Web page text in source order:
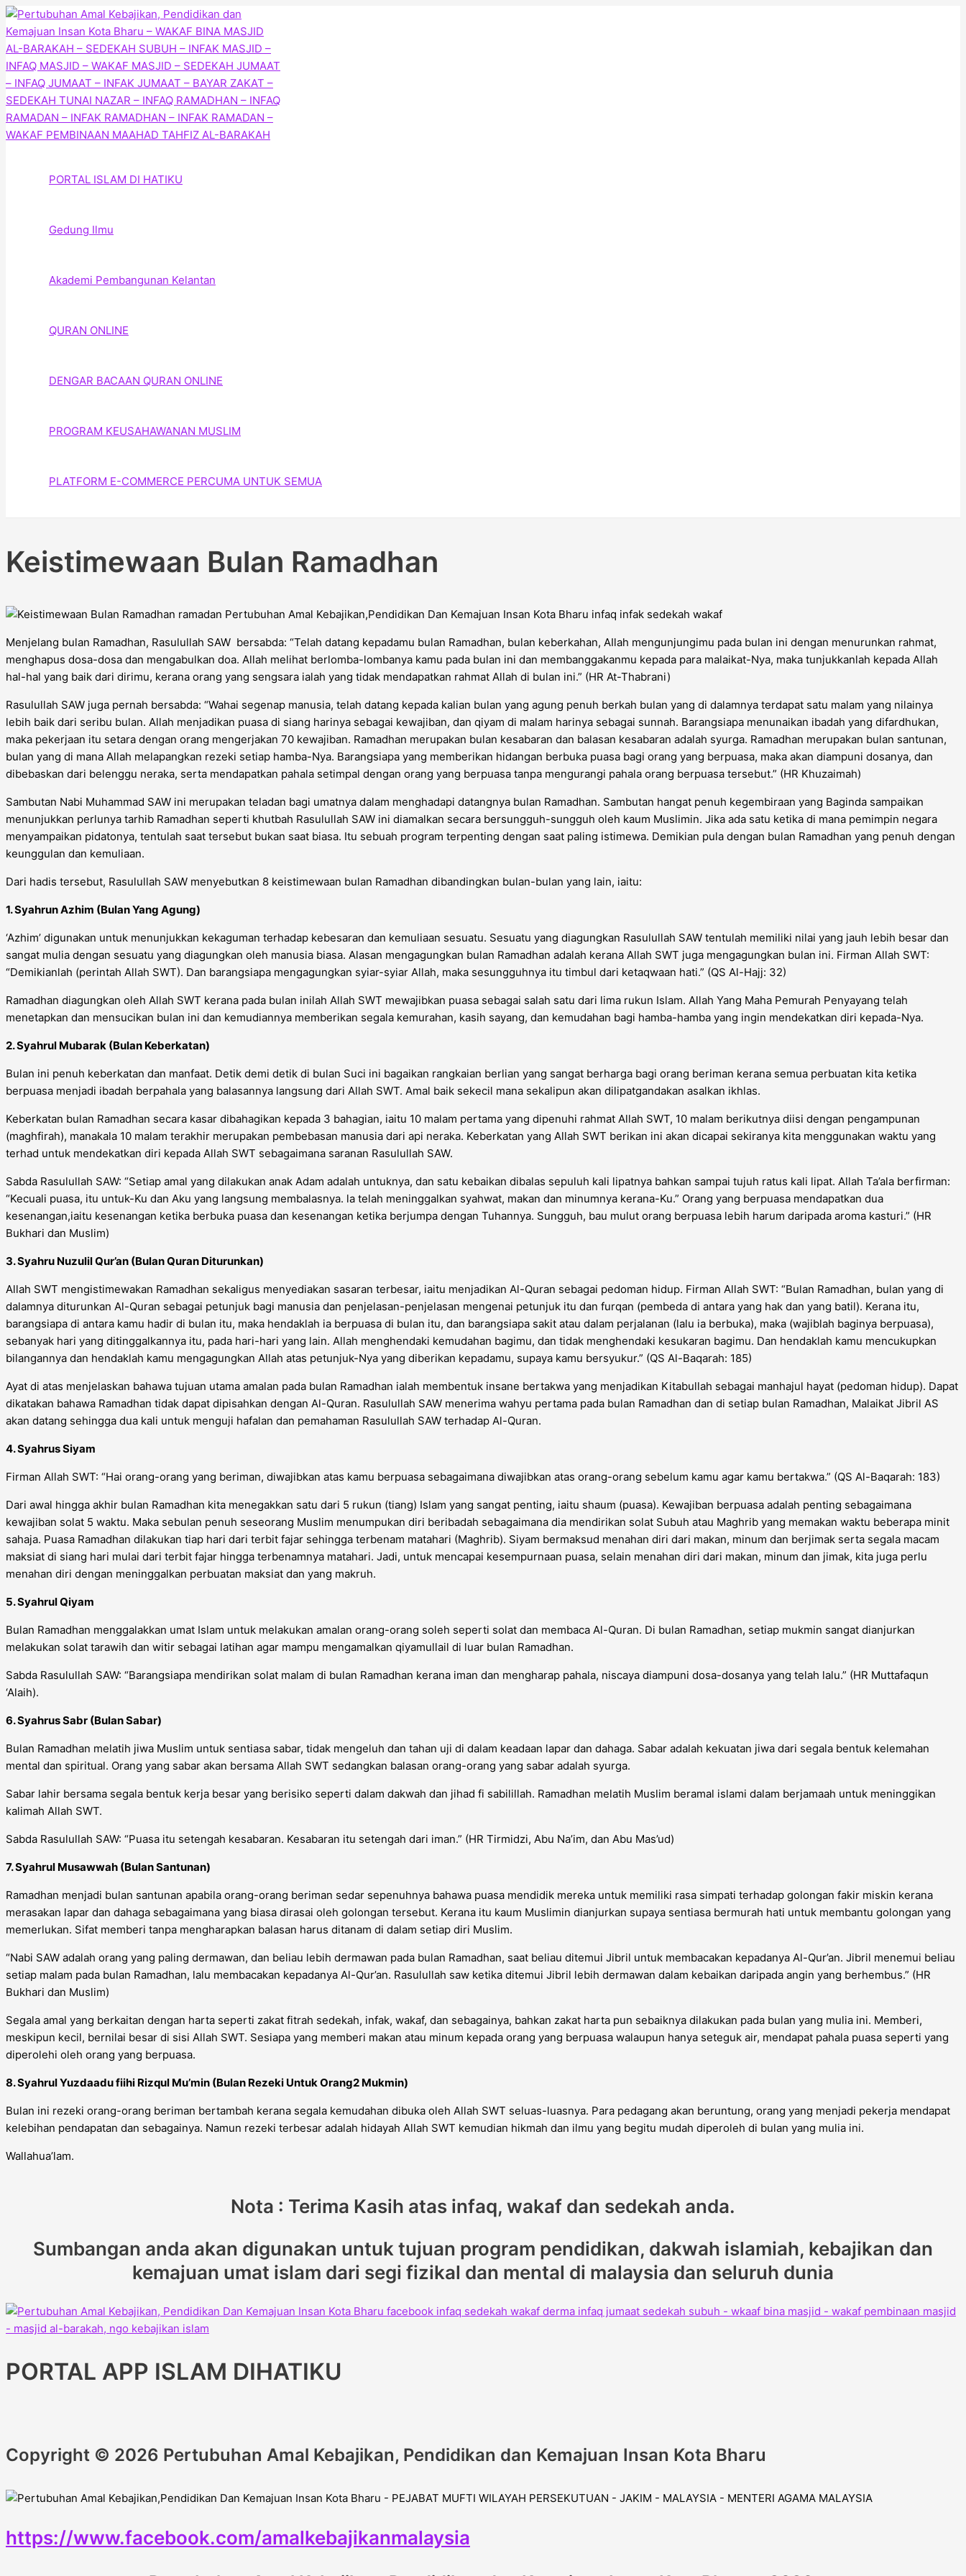
Skip
to
content
PORTAL ISLAM DI HATIKU
Gedung Ilmu
Akademi Pembangunan Kelantan
QURAN ONLINE
DENGAR BACAAN QURAN ONLINE
PROGRAM KEUSAHAWANAN MUSLIM
PLATFORM E-COMMERCE PERCUMA UNTUK SEMUA
Keistimewaan Bulan Ramadhan
Menjelang bulan Ramadhan, Rasulullah SAW bersabda: “Telah datang kepadamu bulan Ramadhan, bulan keberkahan, AIlah mengunjungimu pada bulan ini dengan menurunkan rahmat,
menghapus dosa-dosa dan mengabulkan doa. Allah melihat berlomba-lombanya kamu pada bulan ini dan membanggakanmu kepada para malaikat-Nya, maka tunjukkanlah kepada Allah
hal-hal yang baik dari dirimu, kerana orang yang sengsara ialah yang tidak mendapatkan rahmat Allah di bulan ini.” (HR At-Thabrani)
Rasulullah SAW juga pernah bersabda: “Wahai segenap manusia, telah datang kepada kalian bulan yang agung penuh berkah bulan yang di dalamnya terdapat satu malam yang nilainya
lebih baik dari seribu bulan. Allah menjadikan puasa di siang harinya sebagai kewajiban, dan qiyam di malam harinya sebagai sunnah. Barangsiapa menunaikan ibadah yang difardhukan,
maka pekerjaan itu setara dengan orang mengerjakan 70 kewajiban. Ramadhan merupakan bulan kesabaran dan balasan kesabaran adalah syurga. Ramadhan merupakan bulan santunan,
bulan yang di mana Allah melapangkan rezeki setiap hamba-Nya. Barangsiapa yang memberikan hidangan berbuka puasa bagi orang yang berpuasa, maka akan diampuni dosanya, dan
dibebaskan dari belenggu neraka, serta mendapatkan pahala setimpal dengan orang yang berpuasa tanpa mengurangi pahala orang berpuasa tersebut.” (HR Khuzaimah)
Sambutan Nabi Muhammad SAW ini merupakan teladan bagi umatnya dalam menghadapi datangnya bulan Ramadhan. Sambutan hangat penuh kegembiraan yang Baginda sampaikan
menunjukkan perlunya tarhib Ramadhan seperti khutbah Rasulullah SAW ini diamalkan secara bersungguh-sungguh oleh kaum Muslimin. Jika ada satu ketika di mana pemimpin negara
menyampaikan pidatonya, tentulah saat tersebut bukan saat biasa. Itu sebuah program terpenting dengan saat paling istimewa. Demikian pula dengan bulan Ramadhan yang penuh dengan
keunggulan dan kemuliaan.
Dari hadis tersebut, Rasulullah SAW menyebutkan 8 keistimewaan bulan Ramadhan dibandingkan bulan-bulan yang lain, iaitu:
1. Syahrun Azhim (Bulan Yang Agung)
‘Azhim’ digunakan untuk menunjukkan kekaguman terhadap kebesaran dan kemuliaan sesuatu. Sesuatu yang diagungkan Rasulullah SAW tentulah memiliki nilai yang jauh lebih besar dan
sangat mulia dengan sesuatu yang diagungkan oleh manusia biasa. Alasan mengagungkan bulan Ramadhan adalah kerana Allah SWT juga mengagungkan bulan ini. Firman Allah SWT:
“Demikianlah (perintah Allah SWT). Dan barangsiapa mengagungkan syiar-syiar Allah, maka sesungguhnya itu timbul dari ketaqwaan hati.” (QS Al-Hajj: 32)
Ramadhan diagungkan oleh Allah SWT kerana pada bulan inilah Allah SWT mewajibkan puasa sebagai salah satu dari lima rukun Islam. Allah Yang Maha Pemurah Penyayang telah
menetapkan dan mensucikan bulan ini dan kemudiannya memberikan segala kemurahan, kasih sayang, dan kemudahan bagi hamba-hamba yang ingin mendekatkan diri kepada-Nya.
2. Syahrul Mubarak (Bulan Keberkatan)
Bulan ini penuh keberkatan dan manfaat. Detik demi detik di bulan Suci ini bagaikan rangkaian berlian yang sangat berharga bagi orang beriman kerana semua perbuatan kita ketika
berpuasa menjadi ibadah berpahala yang balasannya langsung dari Allah SWT. Amal baik sekecil mana sekalipun akan dilipatgandakan asalkan ikhlas.
Keberkatan bulan Ramadhan secara kasar dibahagikan kepada 3 bahagian, iaitu 10 malam pertama yang dipenuhi rahmat Allah SWT, 10 malam berikutnya diisi dengan pengampunan
(maghfirah), manakala 10 malam terakhir merupakan pembebasan manusia dari api neraka. Keberkatan yang Allah SWT berikan ini akan dicapai sekiranya kita menggunakan waktu yang
terhad untuk mendekatkan diri kepada Allah SWT sebagaimana saranan Rasulullah SAW.
Sabda Rasulullah SAW: “Setiap amal yang dilakukan anak Adam adalah untuknya, dan satu kebaikan dibalas sepuluh kali lipatnya bahkan sampai tujuh ratus kali lipat. Allah Ta’ala berfirman:
“Kecuali puasa, itu untuk-Ku dan Aku yang langsung membalasnya. la telah meninggalkan syahwat, makan dan minumnya kerana-Ku.” Orang yang berpuasa mendapatkan dua
kesenangan,iaitu kesenangan ketika berbuka puasa dan kesenangan ketika berjumpa dengan Tuhannya. Sungguh, bau mulut orang berpuasa lebih harum daripada aroma kasturi.” (HR
Bukhari dan Muslim)
3. Syahru Nuzulil Qur’an (Bulan Quran Diturunkan)
Allah SWT mengistimewakan Ramadhan sekaligus menyediakan sasaran terbesar, iaitu menjadikan Al-Quran sebagai pedoman hidup. Firman Allah SWT: “Bulan Ramadhan, bulan yang di
dalamnya diturunkan Al-Quran sebagai petunjuk bagi manusia dan penjelasan-penjelasan mengenai petunjuk itu dan furqan (pembeda di antara yang hak dan yang batil). Kerana itu,
barangsiapa di antara kamu hadir di bulan itu, maka hendaklah ia berpuasa di bulan itu, dan barangsiapa sakit atau dalam perjalanan (lalu ia berbuka), maka (wajiblah baginya berpuasa),
sebanyak hari yang ditinggalkannya itu, pada hari-hari yang lain. Allah menghendaki kemudahan bagimu, dan tidak menghendaki kesukaran bagimu. Dan hendaklah kamu mencukupkan
bilangannya dan hendaklah kamu mengagungkan Allah atas petunjuk-Nya yang diberikan kepadamu, supaya kamu bersyukur.” (QS Al-Baqarah: 185)
Ayat di atas menjelaskan bahawa tujuan utama amalan pada bulan Ramadhan ialah membentuk insane bertakwa yang menjadikan Kitabullah sebagai manhajul hayat (pedoman hidup). Dapat
dikatakan bahawa Ramadhan tidak dapat dipisahkan dengan Al-Quran. Rasulullah SAW menerima wahyu pertama pada bulan Ramadhan dan di setiap bulan Ramadhan, Malaikat Jibril AS
akan datang sehingga dua kali untuk menguji hafalan dan pemahaman Rasulullah SAW terhadap Al-Quran.
4. Syahrus Siyam
Firman Allah SWT: “Hai orang-orang yang beriman, diwajibkan atas kamu berpuasa sebagaimana diwajibkan atas orang-orang sebelum kamu agar kamu bertakwa.” (QS Al-Baqarah: 183)
Dari awal hingga akhir bulan Ramadhan kita menegakkan satu dari 5 rukun (tiang) Islam yang sangat penting, iaitu shaum (puasa). Kewajiban berpuasa adalah penting sebagaimana
kewajiban solat 5 waktu. Maka sebulan penuh seseorang Muslim menumpukan diri beribadah sebagaimana dia mendirikan solat Subuh atau Maghrib yang memakan waktu beberapa minit
sahaja. Puasa Ramadhan dilakukan tiap hari dari terbit fajar sehingga terbenam matahari (Maghrib). Siyam bermaksud menahan diri dari makan, minum dan berjimak serta segala macam
maksiat di siang hari mulai dari terbit fajar hingga terbenamnya matahari. Jadi, untuk mencapai kesempurnaan puasa, selain menahan diri dari makan, minum dan jimak, kita juga perlu
menahan diri dengan meninggalkan perbuatan maksiat dan yang makruh.
5. Syahrul Qiyam
Bulan Ramadhan menggalakkan umat Islam untuk melakukan amalan orang-orang soleh seperti solat dan membaca Al-Quran. Di bulan Ramadhan, setiap mukmin sangat dianjurkan
melakukan solat tarawih dan witir sebagai latihan agar mampu mengamalkan qiyamullail di luar bulan Ramadhan.
Sabda Rasulullah SAW: “Barangsiapa mendirikan solat malam di bulan Ramadhan kerana iman dan mengharap pahala, niscaya diampuni dosa-dosanya yang telah lalu.” (HR Muttafaqun
‘Alaih).
6. Syahrus Sabr (Bulan Sabar)
Bulan Ramadhan melatih jiwa Muslim untuk sentiasa sabar, tidak mengeluh dan tahan uji di dalam keadaan lapar dan dahaga. Sabar adalah kekuatan jiwa dari segala bentuk kelemahan
mental dan spiritual. Orang yang sabar akan bersama Allah SWT sedangkan balasan orang-orang yang sabar adalah syurga.
Sabar lahir bersama segala bentuk kerja besar yang berisiko seperti dalam dakwah dan jihad fi sabilillah. Ramadhan melatih Muslim beramal islami dalam berjamaah untuk meninggikan
kalimah Allah SWT.
Sabda Rasulullah SAW: “Puasa itu setengah kesabaran. Kesabaran itu setengah dari iman.” (HR Tirmidzi, Abu Na’im, dan Abu Mas’ud)
7. Syahrul Musawwah (Bulan Santunan)
Ramadhan menjadi bulan santunan apabila orang-orang beriman sedar sepenuhnya bahawa puasa mendidik mereka untuk memiliki rasa simpati terhadap golongan fakir miskin kerana
merasakan lapar dan dahaga sebagaimana yang biasa dirasai oleh golongan tersebut. Kerana itu kaum Muslimin dianjurkan supaya sentiasa bermurah hati untuk membantu golongan yang
memerlukan. Sifat memberi tanpa mengharapkan balasan harus ditanam di dalam setiap diri Muslim.
“Nabi SAW adalah orang yang paling dermawan, dan beliau lebih dermawan pada bulan Ramadhan, saat beliau ditemui Jibril untuk membacakan kepadanya Al-Qur’an. Jibril menemui beliau
setiap malam pada bulan Ramadhan, lalu membacakan kepadanya Al-Qur’an. Rasulullah saw ketika ditemui Jibril lebih dermawan dalam kebaikan daripada angin yang berhembus.” (HR
Bukhari dan Muslim)
Segala amal yang berkaitan dengan harta seperti zakat fitrah sedekah, infak, wakaf, dan sebagainya, bahkan zakat harta pun sebaiknya dilakukan pada bulan yang mulia ini. Memberi,
meskipun kecil, bernilai besar di sisi Allah SWT. Sesiapa yang memberi makan atau minum kepada orang yang berpuasa walaupun hanya seteguk air, mendapat pahala puasa seperti yang
diperolehi oleh orang yang berpuasa.
8. Syahrul Yuzdaadu fiihi Rizqul Mu’min (Bulan Rezeki Untuk Orang2 Mukmin)
Bulan ini rezeki orang-orang beriman bertambah kerana segala kemudahan dibuka oleh Allah SWT seluas-luasnya. Para pedagang akan beruntung, orang yang menjadi pekerja mendapat
kelebihan pendapatan dan sebagainya. Namun rezeki terbesar adalah hidayah Allah SWT kemudian hikmah dan ilmu yang begitu mudah diperoleh di bulan yang mulia ini.
Wallahua’lam.
Nota : Terima Kasih atas infaq, wakaf dan sedekah anda.
Sumbangan anda akan digunakan untuk tujuan program pendidikan, dakwah islamiah, kebajikan dan
kemajuan umat islam dari segi fizikal dan mental di malaysia dan seluruh dunia
PORTAL APP ISLAM DIHATIKU
Copyright © 2026 Pertubuhan Amal Kebajikan, Pendidikan dan Kemajuan Insan Kota Bharu
https://www.facebook.com/amalkebajikanmalaysia